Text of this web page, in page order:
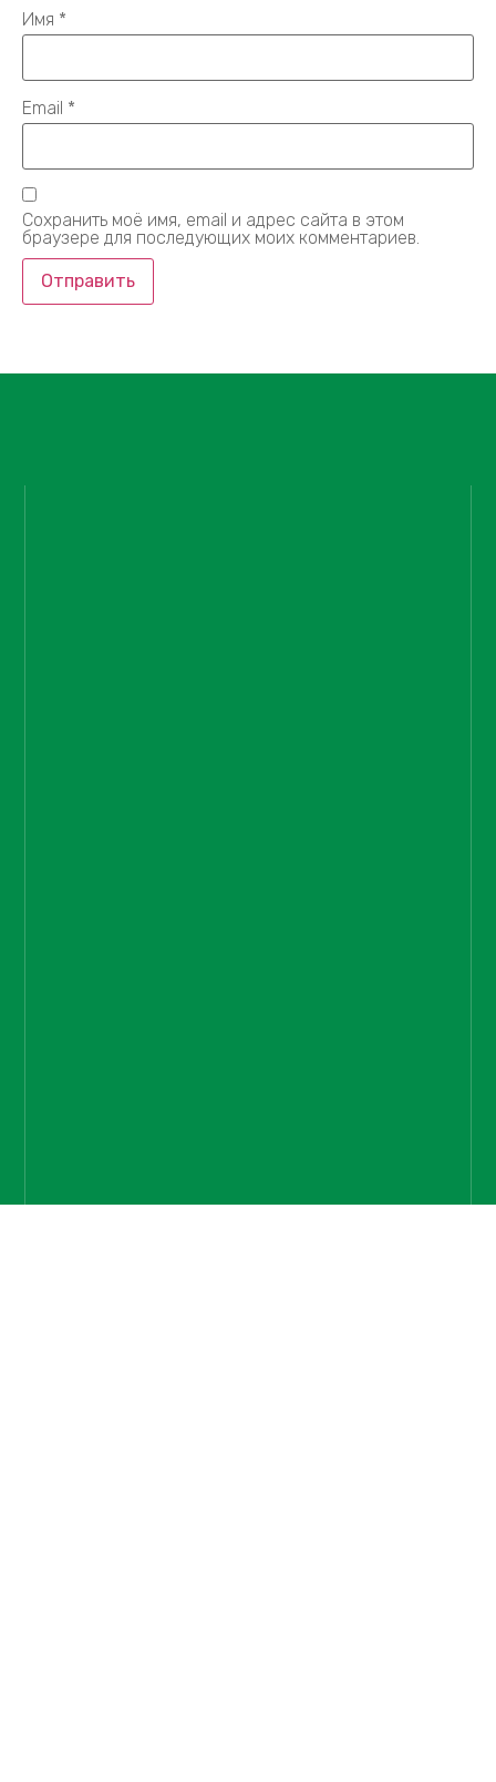
Имя *
Email *
Сохранить моё имя, email и адрес сайта в этом
браузере для последующих моих комментариев.